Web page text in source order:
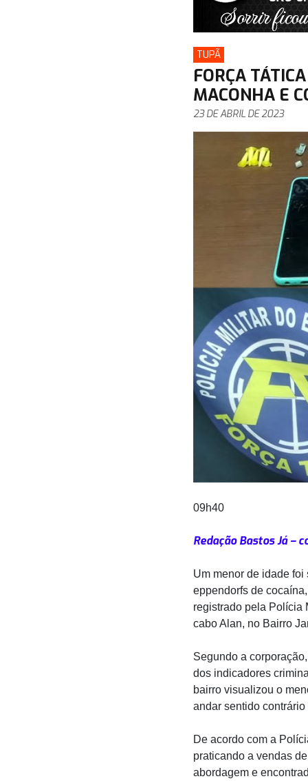
TUPÃ
FORÇA
MACONHA E
23 DE ABRIL DE 2023
09h40
Redação Bastos Já –
Um menor de idade
eppendorfs de
registrado pela Polícia
cabo Alan, no Bairro
Segundo a
dos indicadores
bairro visualizou o
andar sentido
De acordo com a
praticando a vendas
abordagem e